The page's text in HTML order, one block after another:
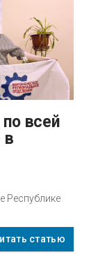
в
Республике
статью